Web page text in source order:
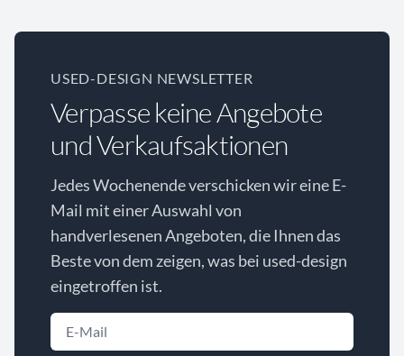
USED-DESIGN NEWSLETTER
Verpasse keine Angebote
und Verkaufsaktionen
Jedes Wochenende verschicken wir eine E-
Mail mit einer Auswahl von
handverlesenen Angeboten, die Ihnen das
Beste von dem zeigen, was bei used-design
eingetroffen ist.